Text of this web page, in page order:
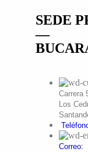
SEDE
—
Carrera
Los
Correo: